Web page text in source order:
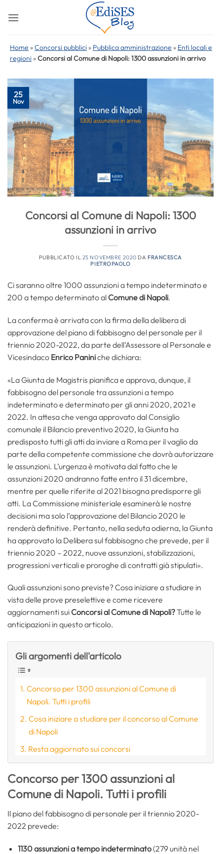
Home »Concorsi pubblici » Pubblica amministrazione » Enti locali e
regioni »Concorsi al Comune di Napoli: 1300 assunzioni in arrivo
25
Nov
Concorsi al Comune di Napoli: 1300
assunzioni in arrivo
PUBBLICATO IL 25 NOVEMBRE 2020 DA FRANCESCA
PIETROPAOLO
Ci saranno oltre 1000 assunzioni a tempo indeterminato e
200 a tempo determinato al Comune di Napoli.
La conferma è arrivata con la firma della delibera di
approvazione del piano di fabbisogno del personale per il
triennio 2020-2022, da parte dell’Assessore al Personale e
Vicesindaco Enrico Paniniche dichiara:
«La Giunta de Magistris pianifica e approva, dunque, il
fabbisogno del personale tra assunzioni a tempo
indeterminato e determinato per gli anni 2020, 2021 e
2022. In attesa che venga approvato dal Consiglio
comunale il Bilancio preventivo 2020, la Giunta ha
predisposto tutti gli atti da inviare a Roma per il vaglio da
parte della competente commissione che dovrà autorizzare
le assunzioni. L’urgenza è motivata dal fatto che le
assunzioni 2020 andranno fatte entro il 31 dicembre,
mentre per quelle riferite al 2021 bisogna predisporre gli
atti. La Commissione ministeriale esaminerà le nostre
decisioni ma solo l’approvazione del Bilancio 2020 le
renderà definitive. Pertanto, nella seduta odierna, la Giunta
ha approvato la Delibera sul fabbisogno che prevede, per il
triennio 2020 – 2022, nuove assunzioni, stabilizzazioni,
progressioni verticali e proroghe di contratti già stipulati».
Quali assunzioni sono previste? Cosa iniziare a studiare in
vista delle prove preselettive e come ricevere
aggiornamenti sui Concorsi al Comune di Napoli?Tutte le
anticipazioni in questo articolo.
Gli argomenti dell'articolo
Concorso per 1300 assunzioni al Comune di
Napoli. Tutti i profili
Cosa iniziare a studiare per il concorso al Comune
di Napoli
Resta aggiornato sui concorsi
Concorso per 1300 assunzioni al
Comune di Napoli. Tutti i profili
Il piano del fabbisogno di personale per il triennio 2020-
2022 prevede:
1130 assunzioni a tempo indeterminato(279 unità nel